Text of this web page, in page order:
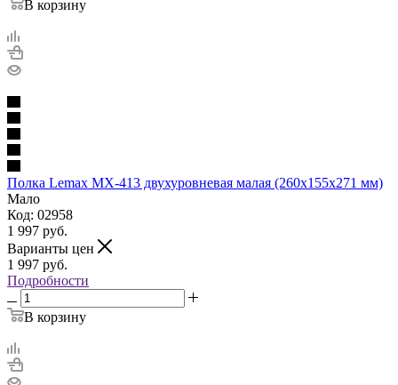
В корзину
Полка Lemax MX-413 двухуровневая малая (260х155х271 мм)
Мало
Код: 02958
1 997 руб.
Варианты цен
1 997 руб.
Подробности
В корзину